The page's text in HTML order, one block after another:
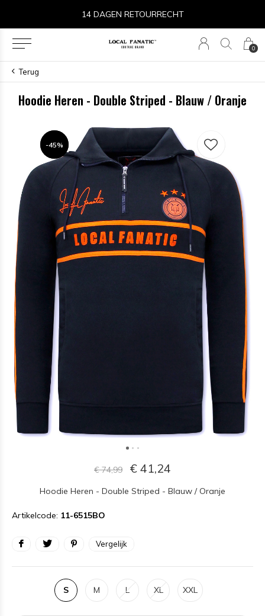
0
14 DAGEN RETOURRECHT
Terug
Hoodie Heren - Double Striped - Blauw / Oranje
-45%
-45%
€ 74,99 € 41,24
Hoodie Heren - Double Striped - Blauw / Oranje
Artikelcode: 11-6515BO
Vergelijk
S M L XL XXL